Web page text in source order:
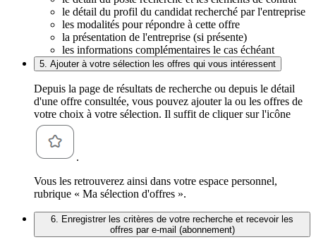
le détail du profil du candidat recherché par l'entreprise
les modalités pour répondre à cette offre
la présentation de l'entreprise (si présente)
les informations complémentaires le cas échéant
5. Ajouter à votre sélection les offres qui vous intéressent
Depuis la page de résultats de recherche ou depuis le détail
d'une offre consultée, vous pouvez ajouter la ou les offres de
votre choix à votre sélection. Il suffit de cliquer sur l'icône
.
Vous les retrouverez ainsi dans votre espace personnel,
rubrique « Ma sélection d'offres ».
6. Enregistrer les critères de votre recherche et recevoir les
offres par e-mail (abonnement)